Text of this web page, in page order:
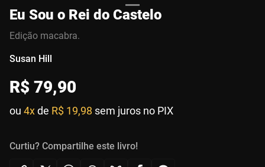
Eu Sou o Rei do Castelo
Edição macabra.
Susan Hill
R$ 79,90
ou 4xde R$ 19,98 sem juros no PIX
Curtiu? Compartilhe este livro!